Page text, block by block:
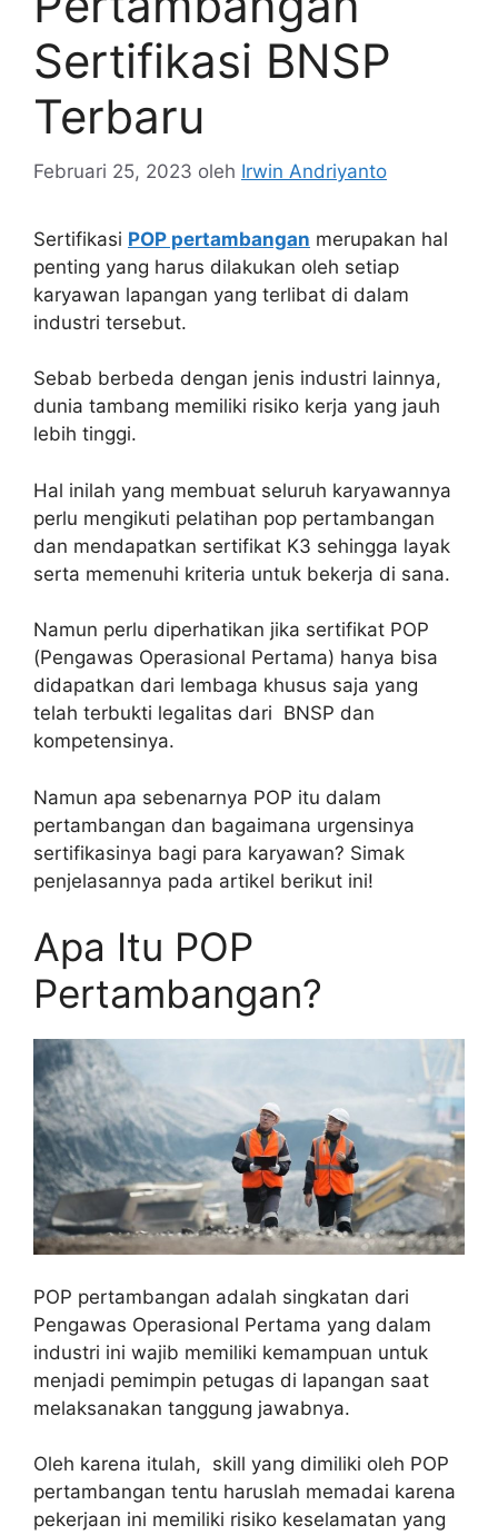
Sertifikasi BNSP
Terbaru
Februari 25, 2023 oleh Irwin Andriyanto
Sertifikasi POP pertambangan merupakan hal
penting yang harus dilakukan oleh setiap
karyawan lapangan yang terlibat di dalam
industri tersebut.
Sebab berbeda dengan jenis industri lainnya,
dunia tambang memiliki risiko kerja yang jauh
lebih tinggi.
Hal inilah yang membuat seluruh karyawannya
perlu mengikuti pelatihan pop pertambangan
dan mendapatkan sertifikat K3 sehingga layak
serta memenuhi kriteria untuk bekerja di sana.
Namun perlu diperhatikan jika sertifikat POP
(Pengawas Operasional Pertama) hanya bisa
didapatkan dari lembaga khusus saja yang
telah terbukti legalitas dari BNSP dan
kompetensinya.
Namun apa sebenarnya POP itu dalam
pertambangan dan bagaimana urgensinya
sertifikasinya bagi para karyawan? Simak
penjelasannya pada artikel berikut ini!
Apa Itu POP
Pertambangan?
POP pertambangan adalah singkatan dari
Pengawas Operasional Pertama yang dalam
industri ini wajib memiliki kemampuan untuk
menjadi pemimpin petugas di lapangan saat
melaksanakan tanggung jawabnya.
Oleh karena itulah, skill yang dimiliki oleh POP
pertambangan tentu haruslah memadai karena
pekerjaan ini memiliki risiko keselamatan yang